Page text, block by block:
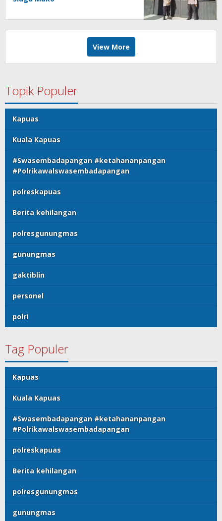
View More
Topik Populer
Kapuas
Kuala Kapuas
#Swasembadapangan #ketahananpangan
#Polrikawalswasembadapangan
polreskapuas
Berita kehilangan
polresgunungmas
gunungmas
gaktiblin
personel
polri
Tag Populer
Kapuas
Kuala Kapuas
#Swasembadapangan #ketahananpangan
#Polrikawalswasembadapangan
polreskapuas
Berita kehilangan
polresgunungmas
gunungmas